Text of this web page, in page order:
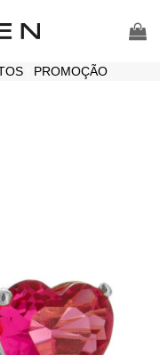
| PROMOÇÃO